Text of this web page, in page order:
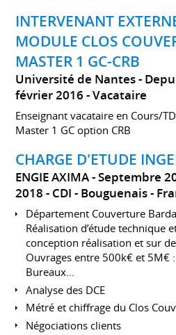
INTERVENANT
MODULE CLOS
MASTER 1 GC-CRB
Université de Nantes
février 2016 Vacataire
Enseignant vacataire en Cours/
Master 1 GC option CRB
CHARGE D'ETUDE
ENGIE AXIMA
Septembre
2018 CDI Bouguenais
Département Couverture
Réalisation d’étude technique
conception réalisation et sur
Ouvrages entre 500k€ et 5M€ :
Bureaux…
Analyse des DCE
Métré et chiffrage du Clos
Négociations clients